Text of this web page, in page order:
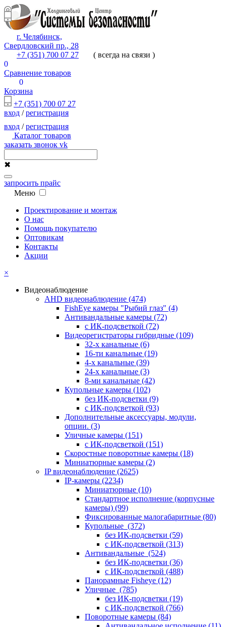
г. Челябинск,
Свердловский пр., 28
+7 (351) 700 07 27
( всегда на связи )
0
Сравнение товаров
0
Корзина
+7 (351) 700 07 27
вход /регистрация
вход /регистрация
Каталог товаров
заказать звонок vk
✖
запросить прайс
Меню
Проектирование и монтаж
О нас
Помощь покупателю
Оптовикам
Контакты
Акции
×
Видеонаблюдение
AHD видеонаблюдение (474)
FishEye камеры "Рыбий глаз" (4)
Антивандальные камеры (72)
с ИК-подсветкой (72)
Видеорегистраторы гибридные (109)
32-х канальные (6)
16-ти канальные (19)
4-х канальные (39)
24-х канальные (3)
8-ми канальные (42)
Купольные камеры (102)
без ИК-подсветки (9)
с ИК-подсветкой (93)
Дополнительные аксессуары, модули,
опции. (3)
Уличные камеры (151)
с ИК-подсветкой (151)
Скоростные поворотные камеры (18)
Миниатюрные камеры (2)
IP видеонаблюдение (2625)
IP-камеры (2234)
Миниатюрные (10)
Стандартное исполнение (корпусные
камеры) (99)
Фиксированные малогабаритные (80)
Купольные (372)
без ИК-подсветки (59)
с ИК-подсветкой (313)
Антивандальные (524)
без ИК-подсветки (36)
с ИК-подсветкой (488)
Панорамные Fisheye (12)
Уличные (785)
без ИК-подсветки (19)
с ИК-подсветкой (766)
Поворотные камеры (84)